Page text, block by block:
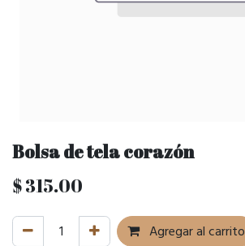
Bolsa de tela corazón
$315.00
Agregar al carrito